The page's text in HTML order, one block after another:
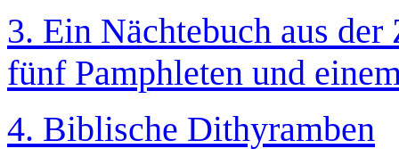
3. Ein Nächtebuch aus
fünf Pamphleten und
4. Biblische Dithyramben